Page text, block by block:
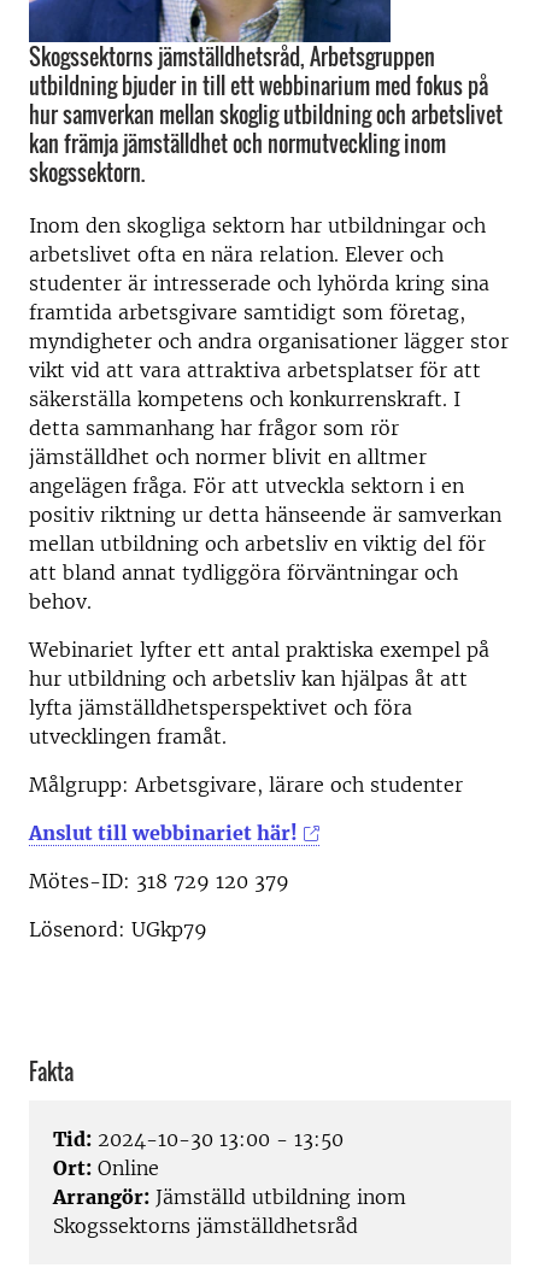
Skogssektorns jämställdhetsråd, Arbetsgruppen
utbildning bjuder in till ett webbinarium med fokus på
hur samverkan mellan skoglig utbildning och arbetslivet
kan främja jämställdhet och normutveckling inom
skogssektorn.
Inom den skogliga sektorn har utbildningar och
arbetslivet ofta en nära relation. Elever och
studenter är intresserade och lyhörda kring sina
framtida arbetsgivare samtidigt som företag,
myndigheter och andra organisationer lägger stor
vikt vid att vara attraktiva arbetsplatser för att
säkerställa kompetens och konkurrenskraft. I
detta sammanhang har frågor som rör
jämställdhet och normer blivit en alltmer
angelägen fråga. För att utveckla sektorn i en
positiv riktning ur detta hänseende är samverkan
mellan utbildning och arbetsliv en viktig del för
att bland annat tydliggöra förväntningar och
behov.
Webinariet lyfter ett antal praktiska exempel på
hur utbildning och arbetsliv kan hjälpas åt att
lyfta jämställdhetsperspektivet och föra
utvecklingen framåt.
Målgrupp: Arbetsgivare, lärare och studenter
Anslut till webbinariet här!
Mötes-ID: 318 729 120 379
Lösenord: UGkp79
Fakta
Tid: 2024-10-30 13:00 - 13:50
Ort: Online
Arrangör: Jämställd utbildning inom
Skogssektorns jämställdhetsråd